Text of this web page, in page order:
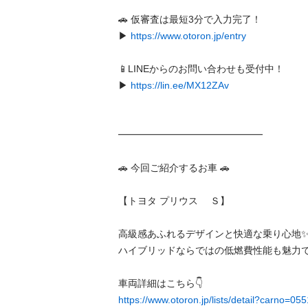
🚗 仮審査は最短3分で入力完了！
▶ https://www.otoron.jp/entry
📱LINEからのお問い合わせも受付中！
▶ https://lin.ee/MX12ZAv
━━━━━━━━━━━━━━━
🚗 今回ご紹介するお車 🚗
【トヨタ プリウス 　Ｓ】
高級感あふれるデザインと快適な乗り心地✨
ハイブリッドならではの低燃費性能も魅力
https://www.otoron.jp/lists/